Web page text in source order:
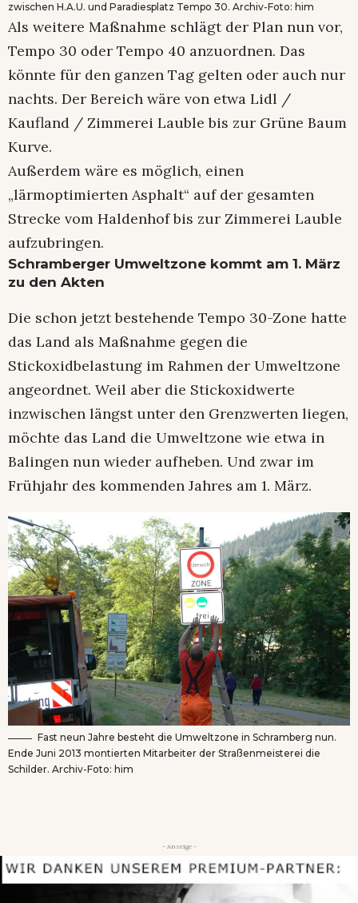
zwischen H.A.U. und Paradiesplatz Tempo 30. Archiv-Foto: him
Als weitere Maßnahme schlägt der Plan nun vor,
Tempo 30 oder Tempo 40 anzuordnen. Das
könnte für den ganzen Tag gelten oder auch nur
nachts. Der Bereich wäre von etwa Lidl /
Kaufland / Zimmerei Lauble bis zur Grüne Baum
Kurve.
Außerdem wäre es möglich, einen
„lärmoptimierten Asphalt“ auf der gesamten
Strecke vom Haldenhof bis zur Zimmerei Lauble
aufzubringen.
Schramberger Umweltzone kommt am 1. März
zu den Akten
Die schon jetzt bestehende Tempo 30-Zone hatte
das Land als Maßnahme gegen die
Stickoxidbelastung im Rahmen der Umweltzone
angeordnet. Weil aber die Stickoxidwerte
inzwischen längst unter den Grenzwerten liegen,
möchte das Land die Umweltzone wie etwa in
Balingen nun wieder aufheben. Und zwar im
Frühjahr des kommenden Jahres am 1. März.
Fast neun Jahre besteht die Umweltzone in Schramberg nun.
Ende Juni 2013 montierten Mitarbeiter der Straßenmeisterei die
Schilder. Archiv-Foto: him
- Anzeige -